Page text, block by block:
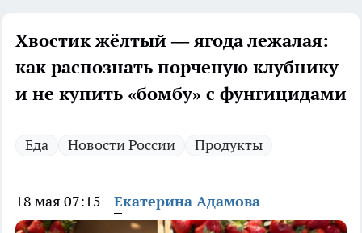
Хвостик жёлтый — ягода лежалая:
как распознать порченую клубнику
и не купить «бомбу» с фунгицидами
Еда Новости России Продукты
18 мая 07:15 Екатерина Адамова